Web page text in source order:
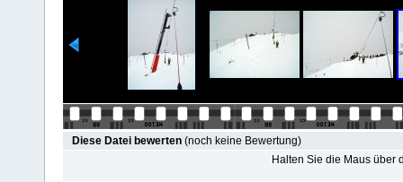
Diese Datei bewerten (noch keine Bewertung)
Halten Sie die Maus über